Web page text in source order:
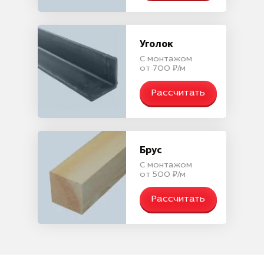
Уголок
С монтажом
от 700 ₽/м
Рассчитать
Брус
С монтажом
от 500 ₽/м
Рассчитать